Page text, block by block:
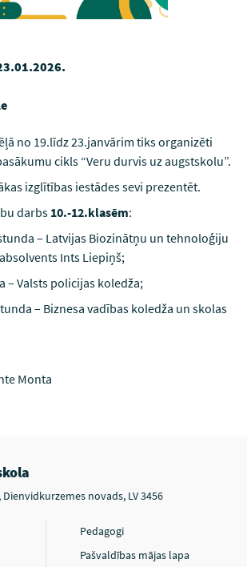
no 19.līdz 23.janvārim tiks organizēti
cikls “Veru durvis uz augstskolu”.
izglītības iestādes sevi prezentēt.
darbs 10.-12.klasēm:
– Latvijas Biozinātņu un tehnoloģiju
Ints Liepiņš;
– Valsts policijas koledža;
– Biznesa vadības koledža un skolas
Monta
novads, LV 3456
Pedagogi
Pašvaldības mājas lapa